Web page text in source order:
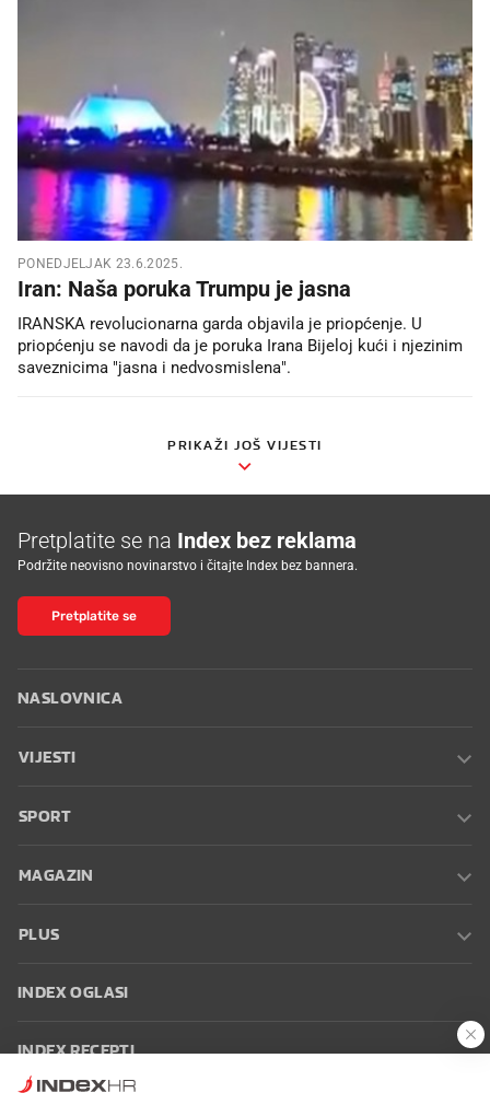
PONEDJELJAK 23.6.2025.
Iran: Naša poruka Trumpu je jasna
IRANSKA revolucionarna garda objavila je priopćenje. U
priopćenju se navodi da je poruka Irana Bijeloj kući i njezinim
saveznicima "jasna i nedvosmislena".
PRIKAŽI JOŠ VIJESTI
Pretplatite se na Index bez reklama
Podržite neovisno novinarstvo i čitajte Index bez bannera.
Pretplatite se
NASLOVNICA
VIJESTI
SPORT
MAGAZIN
PLUS
INDEX OGLASI
INDEX RECEPTI